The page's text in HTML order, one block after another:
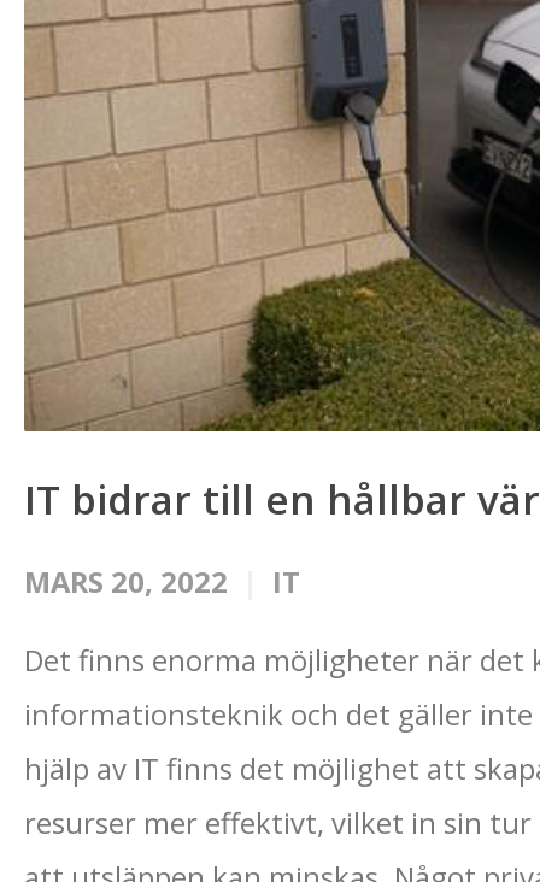
IT bidrar till en hållbar
MARS 20, 2022 IT
Det finns enorma möjligheter när det
informationsteknik och det gäller
hjälp av IT finns det möjlighet att
resurser mer effektivt, vilket in sin